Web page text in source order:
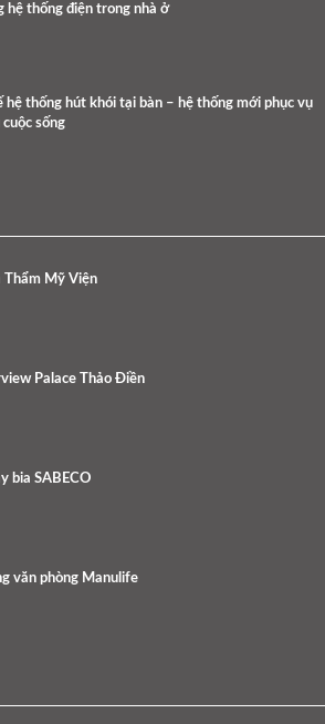
hệ thống điện trong nhà ở
hệ thống hút khói tại bàn – hệ thống mới phục vụ
cuộc sống
Thẩm Mỹ Viện
Palace Thảo Điền
bia SABECO
văn phòng Manulife